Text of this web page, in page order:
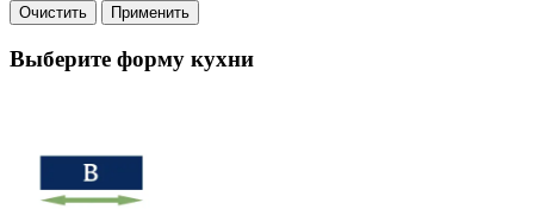
Очистить Применить
Выберите форму кухни